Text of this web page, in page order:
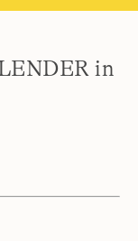
in